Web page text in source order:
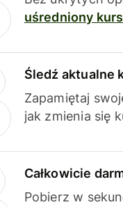
uśredniony
Śledź aktualne
Zapamiętaj
jak zmienia się
Całkowicie
Pobierz w